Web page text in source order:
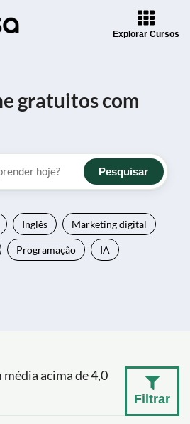
Explorar Cursos
gratuitos com
Pesquisar
Inglês Marketing digital
Programação IA
acima de 4,0
Filtrar